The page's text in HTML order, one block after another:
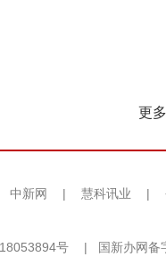
更
中新网 | 慧科讯业 |
号 | 国新办网备